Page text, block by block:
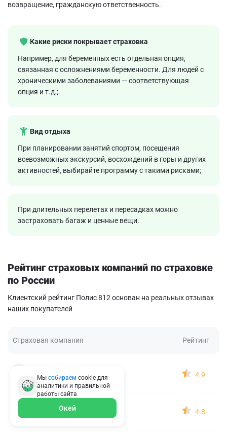
возвращение, гражданскую ответственность.
Какие риски покрывает страховка
Например, для беременных есть отдельная опция,
связанная с осложнениями беременности. Для людей с
хроническими заболеваниями — соответствующая
опция и т.д.;
Вид отдыха
При планировании занятий спортом, посещения
всевозможных экскурсий, восхождений в горы и других
активностей, выбирайте программу с такими рисками;
При длительных перелетах и пересадках можно
застраховать багаж и ценные вещи.
Рейтинг страховых компаний по страховке
по России
Клиентский рейтинг Полис 812 основан на реальных отзывах
наших покупателей
Страховая компания Рейтинг
1 место 1719 отзывов
4.9
АльфаСтрахование
2 место 1303 отзыва
4.8
Мы собираем cookie для
аналитики и правильной
работы сайта
Окей